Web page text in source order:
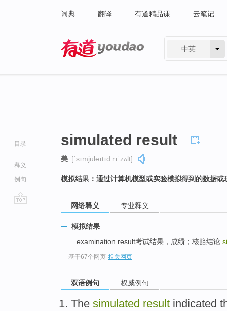
词典 翻译 有道精品课 云笔记
中英
目录
释义
例句
simulated result
美 [ˈsɪmjuleɪtɪd rɪˈzʌlt]
模拟结果：通过计算机模型或实验模拟得到的数据或
网络释义 专业释义
模拟结果
... examination result考试结果，成绩；核赔结论
基于67个网页-相关网页
双语例句 权威例句
The simulated result indicated